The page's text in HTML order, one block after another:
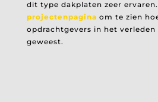
dit type dakplaten zeer
projectenpagina om te zien
opdrachtgevers in het verleden
geweest.